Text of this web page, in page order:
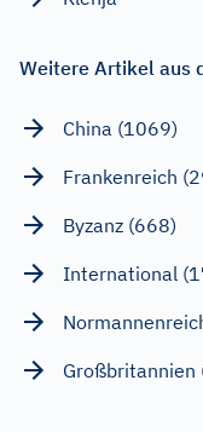
Weitere Artikel aus
China (1069)
Frankenreich
Byzanz (668)
International
Großbritannien